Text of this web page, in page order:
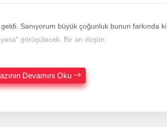
Sanıyorum büyük çoğunluk bunun farkında
görüşülecek. Bir an düşün
Devamını Oku